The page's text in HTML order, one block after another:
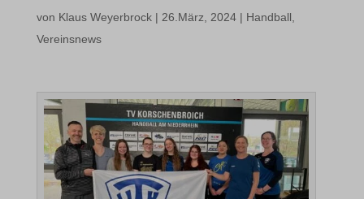
von Klaus Weyerbrock| 26.März, 2024| Handball
Vereinsnews